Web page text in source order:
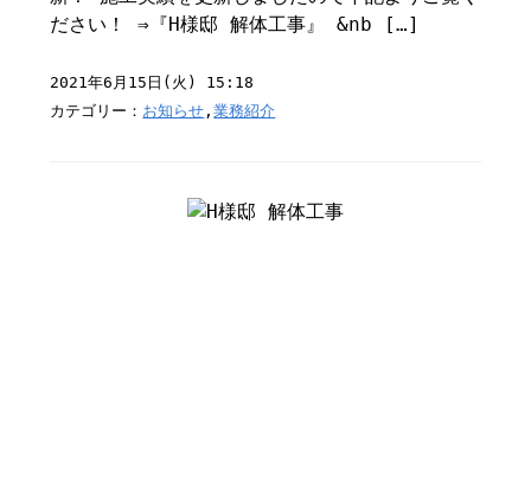
ださい！ ⇒『H様邸 解体工事』 &nb […]
2021年6月15日(火) 15:18
カテゴリー： お知らせ ,業務紹介